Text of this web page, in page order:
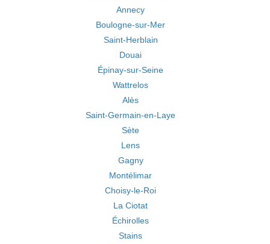
Annecy
Boulogne-sur-Mer
Saint-Herblain
Douai
Épinay-sur-Seine
Wattrelos
Alès
Saint-Germain-en-Laye
Sète
Lens
Gagny
Montélimar
Choisy-le-Roi
La Ciotat
Échirolles
Stains